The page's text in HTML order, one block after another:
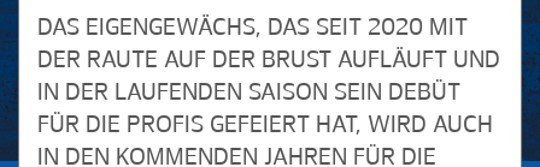
DAS EIGENGEWÄCHS, DAS SEIT 2020 MIT
DER RAUTE AUF DER BRUST AUFLÄUFT UND
IN DER LAUFENDEN SAISON SEIN DEBÜT
FÜR DIE PROFIS GEFEIERT HAT, WIRD AUCH
IN DEN KOMMENDEN JAHREN FÜR DIE